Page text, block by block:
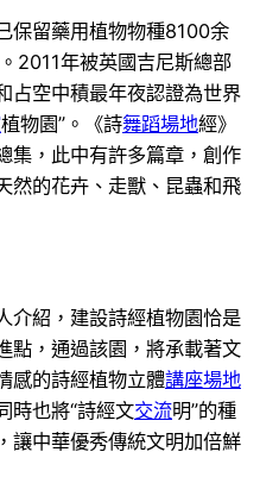
保留藥用植物物種8100余
2011年被英國吉尼斯總部
占空中積最年夜認證為世界
植物園”。《詩舞蹈場地經》
集，此中有許多篇章，創作
然的花卉、走獸、昆蟲和飛
介紹，建設詩經植物園恰是
點，通過該園，將承載著文
感的詩經植物立體講座場地
時也將“詩經文交流明”的種
讓中華優秀傳統文明加倍鮮